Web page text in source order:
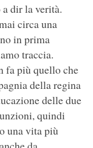
dir la verità.
circa una
in prima
traccia.
fa più quello che
della regina
delle due
quindi
una vita più